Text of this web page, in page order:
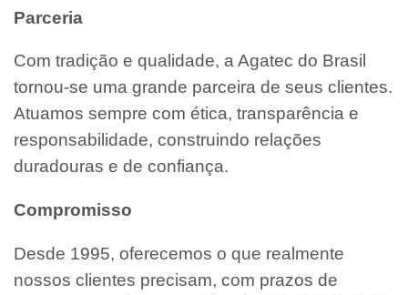
Parceria
Com tradição e qualidade, a Agatec do Brasil
tornou-se uma grande parceira de seus clientes.
Atuamos sempre com ética, transparência e
responsabilidade, construindo relações
duradouras e de confiança.
Compromisso
Desde 1995, oferecemos o que realmente
nossos clientes precisam, com prazos de